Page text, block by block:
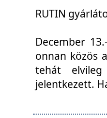
RUTIN
December
onnan közös
tehát
jelentkezett.